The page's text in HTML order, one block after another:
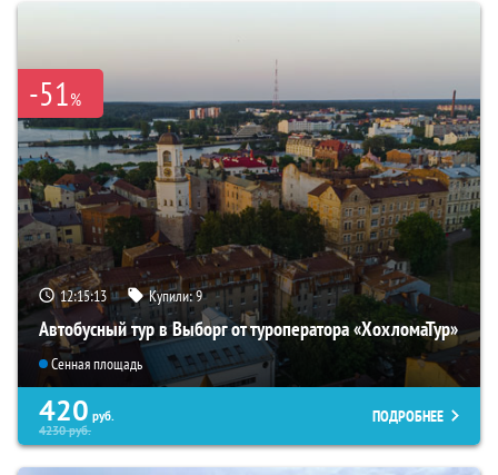
-51%
12:15:12 Купили:9
Автобусный тур в Выборг от туроператора «ХохломаТур»
Сенная площадь
420 руб.
4230руб.
ПОДРОБНЕЕ